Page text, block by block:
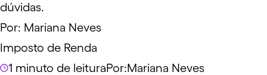
dúvidas.
Por: Mariana Neves
Imposto de Renda
1 minuto de leituraPor:Mariana Neves